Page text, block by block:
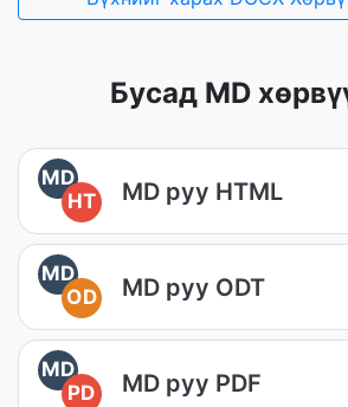
Бусад MD
MD
HT
MD руу HTML
MD
OD
MD руу ODT
MD
PD
MD руу PDF